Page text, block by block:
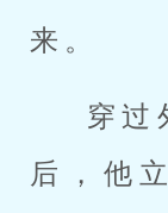
来。
穿过
后，他